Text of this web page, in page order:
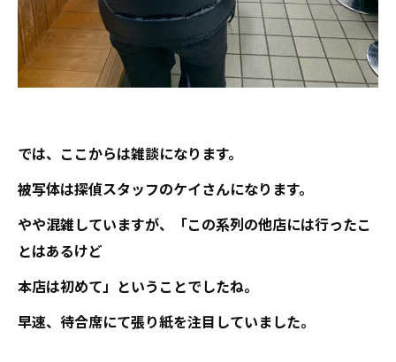
では、ここからは雑談になります。
被写体は探偵スタッフのケイさんになります。
やや混雑していますが、「この系列の他店には行ったこ
とはあるけど
本店は初めて」ということでしたね。
早速、待合席にて張り紙を注目していました。